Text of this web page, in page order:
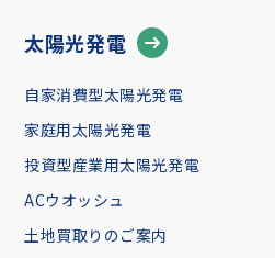
太陽光発電
自家消費型太陽光発電
家庭用太陽光発電
投資型産業用太陽光発電
ACウオッシュ
土地買取りのご案内